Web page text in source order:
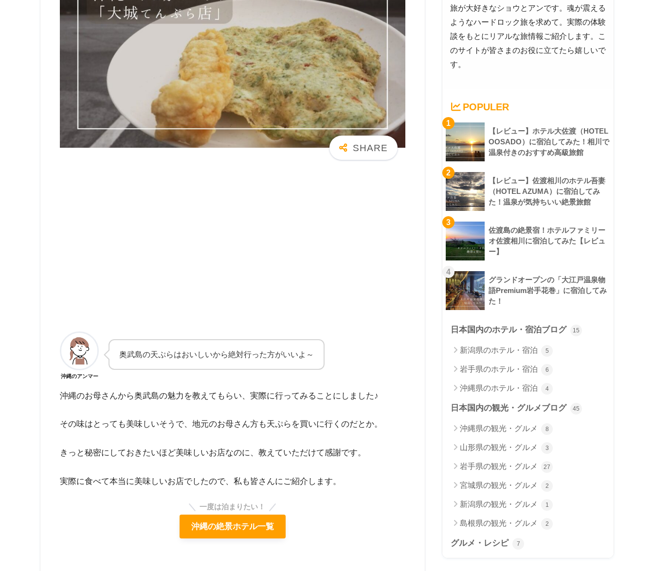
沖縄のアンマー
奥武島の天ぷらはおいしいから絶対行った方がいいよ～
沖縄のお母さんから奥武島の魅力を教えてもらい、実際に行ってみることにしました♪
その味はとっても美味しいそうで、地元のお母さん方も天ぷらを買いに行くのだとか。
きっと秘密にしておきたいほど美味しいお店なのに、教えていただけて感謝です。
実際に食べて本当に美味しいお店でしたので、私も皆さんにご紹介します。
一度は泊まりたい！
沖縄の絶景ホテル一覧
旅が大好きなショウとアンです。魂が震える
ようなハードロック旅を求めて。実際の体験
談をもとにリアルな旅情報ご紹介します。こ
のサイトが皆さまのお役に立てたら嬉しいで
す。
POPULER
1
【レビュー】ホテル大佐渡（HOTEL
OOSADO）に宿泊してみた！相川で
温泉付きのおすすめ高級旅館
2
【レビュー】佐渡相川のホテル吾妻
（HOTEL AZUMA）に宿泊してみ
た！温泉が気持ちいい絶景旅館
3
佐渡島の絶景宿！ホテルファミリー
オ佐渡相川に宿泊してみた【レビュ
ー】
4
グランドオープンの「大江戸温泉物
語Premium岩手花巻」に宿泊してみ
た！
日本国内のホテル・宿泊ブログ 15
新潟県のホテル・宿泊 5
岩手県のホテル・宿泊 6
沖縄県のホテル・宿泊 4
日本国内の観光・グルメブログ 45
沖縄県の観光・グルメ 8
山形県の観光・グルメ 3
岩手県の観光・グルメ 27
宮城県の観光・グルメ 2
新潟県の観光・グルメ 1
島根県の観光・グルメ 2
グルメ・レシピ 7